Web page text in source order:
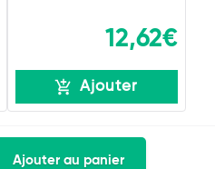
12,62€
Ajouter
Ajouter au panier